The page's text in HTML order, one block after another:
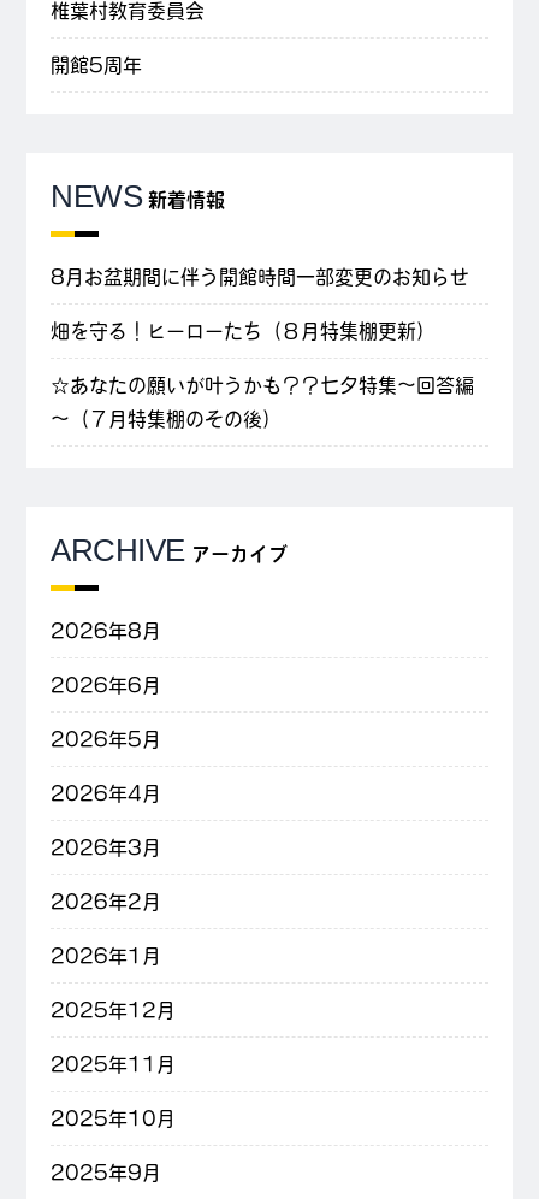
椎葉村教育委員会
開館5周年
NEWS 新着情報
8月お盆期間に伴う開館時間一部変更のお知らせ
畑を守る！ヒーローたち（８月特集棚更新）
☆あなたの願いが叶うかも？？七夕特集～回答編
～（７月特集棚のその後）
ARCHIVE アーカイブ
2026年8月
2026年6月
2026年5月
2026年4月
2026年3月
2026年2月
2026年1月
2025年12月
2025年11月
2025年10月
2025年9月